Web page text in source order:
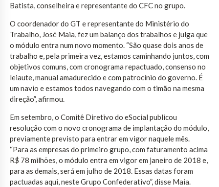
Batista, conselheira e representante do CFC no grupo.
O coordenador do GT e representante do Ministério do
Trabalho, José Maia, fez um balanço dos trabalhos e julga que
o módulo entra num novo momento. “São quase dois anos de
trabalho e, pela primeira vez, estamos caminhando juntos, com
objetivos comuns, com cronograma repactuado, consenso no
leiaute, manual amadurecido e com patrocínio do governo. É
um navio e estamos todos navegando com o timão na mesma
direção”, afirmou.
Em setembro, o Comitê Diretivo do eSocial publicou
resolução com o novo cronograma de implantação do módulo,
previamente previsto para entrar em vigor naquele mês.
“Para as empresas do primeiro grupo, com faturamento acima
R$ 78 milhões, o módulo entra em vigor em janeiro de 2018 e,
para as demais, será em julho de 2018. Essas datas foram
pactuadas aqui, neste Grupo Confederativo”, disse Maia.